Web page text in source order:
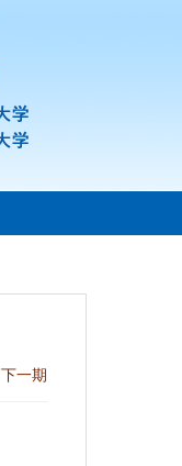
下一期